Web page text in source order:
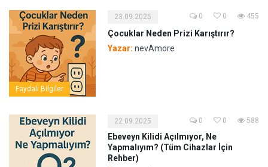
Faydalı Bilgiler
23.09.2025 0 0 455
Çocuklar Neden Prizi Karıştırır?
Yazar: nevAmore
22.09.2025 0 0 588
Ebeveyn Kilidi Açılmıyor, Ne
Yapmalıyım? (Tüm Cihazlar İçin
Rehber)